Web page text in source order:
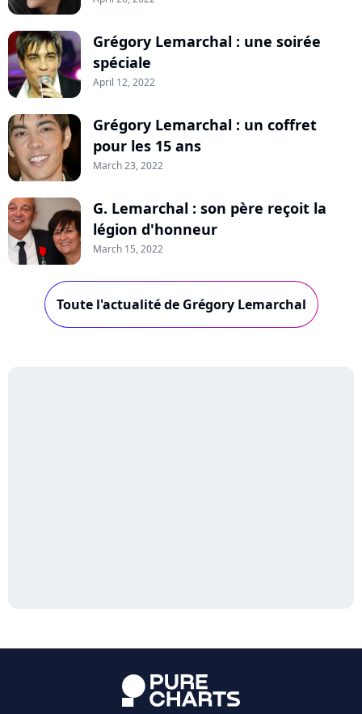
Grégory Lemarchal : une soirée
spéciale
April 12, 2022
Grégory Lemarchal : un coffret
pour les 15 ans
March 23, 2022
G. Lemarchal : son père reçoit la
légion d'honneur
March 15, 2022
Toute l'actualité de Grégory Lemarchal